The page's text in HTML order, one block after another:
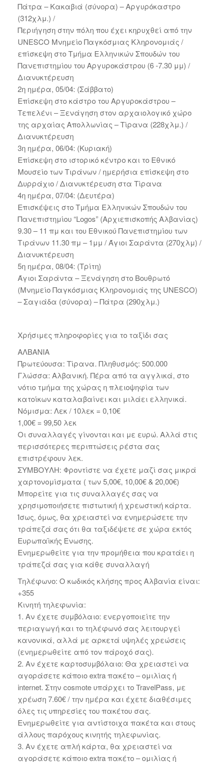
Πάτρα – Κακαβιά (σύνορα) – Αργυρόκαστρο
(312χλμ.) /
Περιήγηση στην πόλη που έχει κηρυχθεί από την
UNESCO Μνημείο Παγκόσμιας Κληρονομιάς /
επίσκεψη στο Τμήμα Ελληνικών Σπουδών του
Πανεπιστημίου του Αργυροκάστρου (6 -7.30 μμ) /
Διανυκτέρευση
2η ημέρα, 05/04: (Σάββατο)
Επίσκεψη στο κάστρο του Αργυροκάστρου –
Τεπελένι – Ξενάγηση στον αρχαιολογικό χώρο
της αρχαίας Απολλωνίας – Τίρανα (228χλμ.) /
Διανυκτέρευση
3η ημέρα, 06/04: (Κυριακή)
Επίσκεψη στο ιστορικό κέντρο και το Εθνικό
Μουσείο των Τιράνων / ημερήσια επίσκεψη στο
Δυρράχιο / Διανυκτέρευση στα Τίρανα
4η ημέρα, 07/04: (Δευτέρα)
Επισκέψεις στο Τμήμα Ελληνικών Σπουδών του
Πανεπιστημίου “Logos” (Αρχιεπισκοπής Αλβανίας)
9.30 – 11 πμ και του Εθνικού Πανεπιστημίου των
Τιράνων 11.30 πμ – 1μμ / Άγιοι Σαράντα (270χλμ) /
Διανυκτέρευση
5η ημέρα, 08/04: (Τρίτη)
Άγιοι Σαράντα – Ξενάγηση στο Βουθρωτό
(Μνημείο Παγκόσμιας Κληρονομιάς της UNESCO)
– Σαγιάδα (σύνορα) – Πάτρα (290χλμ.)
Χρήσιμες πληροφορίες για το ταξίδι σας
ΑΛΒΑΝΙΑ
Πρωτεύουσα: Τίρανα. Πληθυσμός: 500.000
Γλώσσα: Αλβανική. Πέρα από τα αγγλικά, στο
νότιο τμήμα της χώρας η πλειοψηφία των
κατοίκων καταλαβαίνει και μιλάει ελληνικά.
Νόμισμα: Λεκ / 10λεκ = 0,10€
1,00€ = 99,50 λεκ
Οι συναλλαγές γίνονται και με ευρώ. Αλλά στις
περισσότερες περιπτώσεις ρέστα σας
επιστρέφουν λεκ.
ΣΥΜΒΟΥΛΗ: Φροντίστε να έχετε μαζί σας μικρά
χαρτονομίσματα ( των 5,00€, 10,00€ & 20,00€)
Μπορείτε για τις συναλλαγές σας να
χρησιμοποιήσετε πιστωτική ή χρεωστική κάρτα.
Ίσως, όμως, θα χρειαστεί να ενημερώσετε την
τράπεζά σας ότι θα ταξιδέψετε σε χώρα εκτός
Ευρωπαϊκής Ένωσης.
Ενημερωθείτε για την προμήθεια που κρατάει η
τράπεζά σας για κάθε συναλλαγή
Τηλέφωνο: Ο κωδικός κλήσης προς Αλβανία είναι:
+355
Κινητή τηλεφωνία:
1. Αν έχετε συμβόλαιο: ενεργοποιείτε την
περιαγωγή και το τηλέφωνό σας λειτουργεί
κανονικά, αλλά με αρκετά υψηλές χρεώσεις
(ενημερωθείτε από τον πάροχό σας).
2. Αν έχετε καρτοσυμβόλαιο: Θα χρειαστεί να
αγοράσετε κάποιο extra πακέτο – ομιλίας ή
internet. Στην cosmote υπάρχει το TravelPass, με
χρέωση 7.60€ / την ημέρα και έχετε διαθέσιμες
όλες τις υπηρεσίες του πακέτου σας.
Ενημερωθείτε για αντίστοιχα πακέτα και στους
άλλους παρόχους κινητής τηλεφωνίας.
3. Αν έχετε απλή κάρτα, θα χρειαστεί να
αγοράσετε κάποιο extra πακέτο – ομιλίας ή